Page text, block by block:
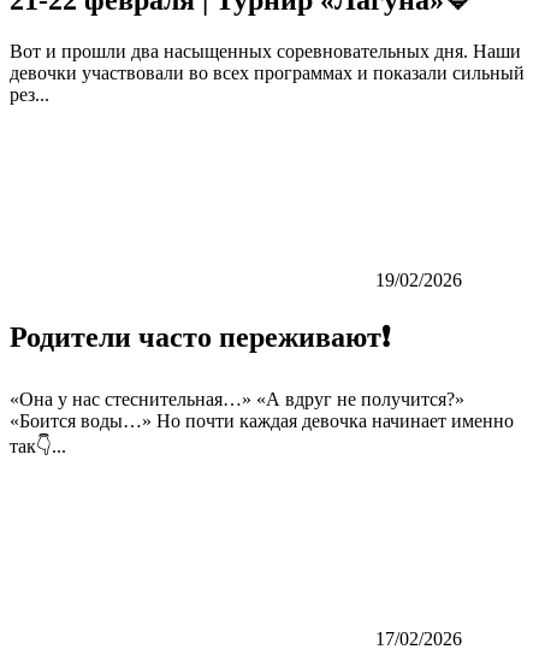
Вот и прошли два насыщенных соревновательных дня. Наши
девочки участвовали во всех программах и показали сильный
рез...
19/02/2026
Родители часто переживают❗️
«Она у нас стеснительная…» «А вдруг не получится?»
«Боится воды…» Но почти каждая девочка начинает именно
так👇...
17/02/2026